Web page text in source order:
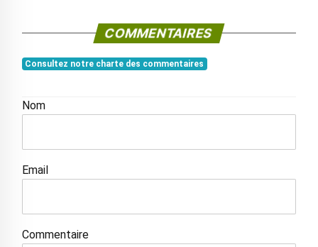
COMMENTAIRES
Consultez notre charte des commentaires
Nom
Email
Commentaire